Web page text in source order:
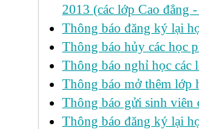
2013 (các lớp Cao đẳng
Thông báo đăng ký lại
Thông báo hủy các học
Thông báo nghỉ học các
Thông báo mở thêm lớp
Thông báo gửi sinh viên
Thông báo đăng ký lại